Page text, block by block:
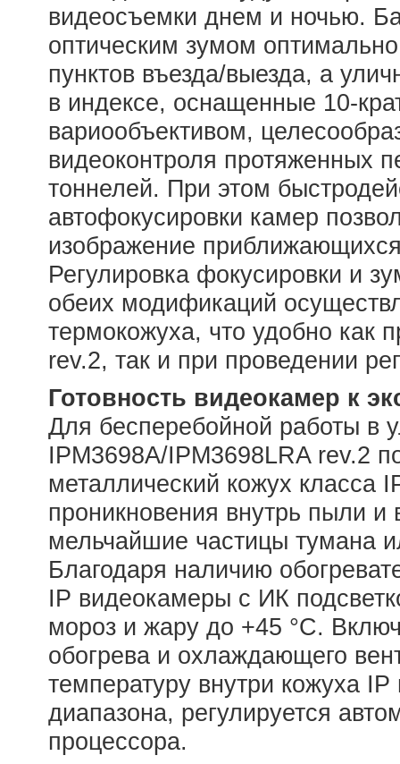
видеосъемки днем и ночью.
оптическим зумом
пунктов въезда/выезда, а
в индексе, оснащенные 10-
вариообъективом,
видеоконтроля протяженных
тоннелей. При этом
автофокусировки камер
изображение
Регулировка фокусировки и
обеих модификаций
термокожуха, что удобно как
rev.2, так и при проведении
Готовность видеокамер к
Для бесперебойной работы в
IPM3698A/IPM3698LRA rev.2
металлический кожух класса
проникновения внутрь пыли и
мельчайшие частицы тумана
Благодаря наличию
IP видеокамеры с ИК
мороз и жару до +45 °С.
обогрева и охлаждающего
температуру внутри кожуха
диапазона, регулируется
процессора.